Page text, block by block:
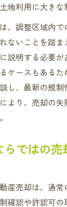
地利用に大きな
、調整区域内
ないことを踏
説明する必要
ケースもある
し、最新の規制
より、売却の
らではの
産売却は、通
確認や許認可